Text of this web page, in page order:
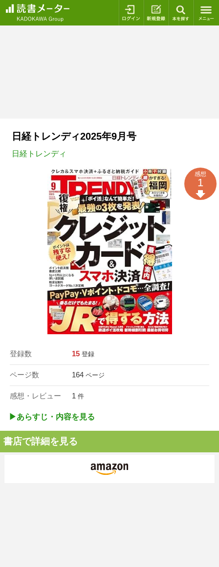
ログイン 新規登録
日経トレンディ2025年9月号
日経トレンディ
登録数 15 登録
ページ数 164 ページ
感想・レビュー 1 件
感想
1
▶︎あらすじ・内容を見る
書店で詳細を見る